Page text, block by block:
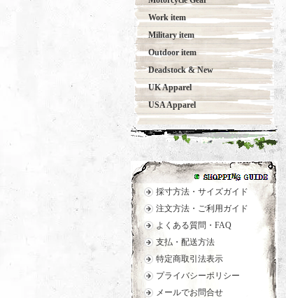
Work item
Military item
Outdoor item
Deadstock & New
UK Apparel
USA Apparel
採寸方法・サイズガイド
注文方法・ご利用ガイド
よくある質問・FAQ
支払・配送方法
特定商取引法表示
プライバシーポリシー
メールでお問合せ